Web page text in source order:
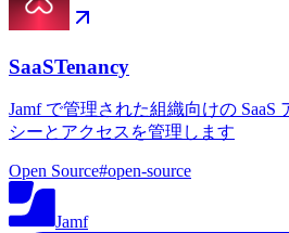
SaaSTenancy
Jamf で管理された組織向けの SaaS
シーとアクセスを管理します
Open Source#open-source
Jamf